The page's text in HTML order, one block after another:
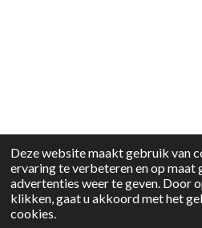
Deze website maakt gebruik van
ervaring te verbeteren en op maat
advertenties weer te geven. Door
klikken, gaat u akkoord met het
cookies.
© 2024 - 2026 Style2Maria
Powered by